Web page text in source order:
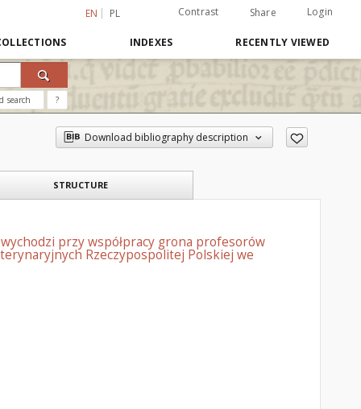
EN PL Contrast Share Login
INDEXES RECENTLY VIEWED
search ?
Download bibliography description
STRUCTURE
przy współpracy grona profesorów
Rzeczypospolitej Polskiej we